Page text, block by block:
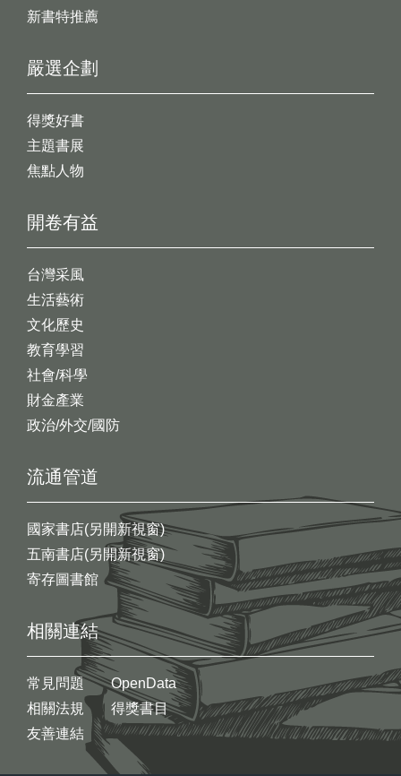
新書特推薦
開卷有益
台灣采風
生活藝術
文化歷史
教育學習
社會/科學
財金產業
政治/外交/國防
嚴選企劃
得獎好書
主題書展
焦點人物
流通管道
國家書店(另開新視窗)
五南書店(另開新視窗)
寄存圖書館
相關連結
常見問題
相關法規
友善連結
OpenData
得獎書目